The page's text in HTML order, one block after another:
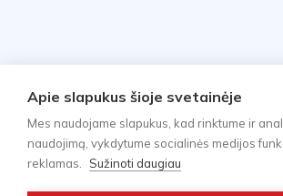
Apie slapukus šioje svetainėje
Mes naudojame slapukus, kad rinktume ir
naudojimą, vykdytume socialinės medijos
reklamas.
Sužinoti daugiau